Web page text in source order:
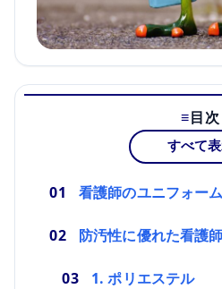
目次
すべて
看護師のユニフォー
防汚性に優れた看護
1. ポリエステル